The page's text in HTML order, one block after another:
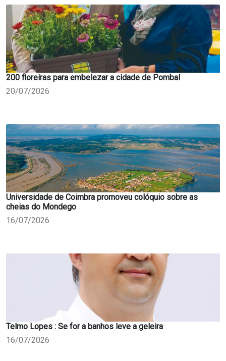
200 floreiras para embelezar a cidade de Pombal
20/07/2026
Universidade de Coimbra promoveu colóquio sobre as
cheias do Mondego
16/07/2026
Telmo Lopes : Se for a banhos leve a geleira
16/07/2026